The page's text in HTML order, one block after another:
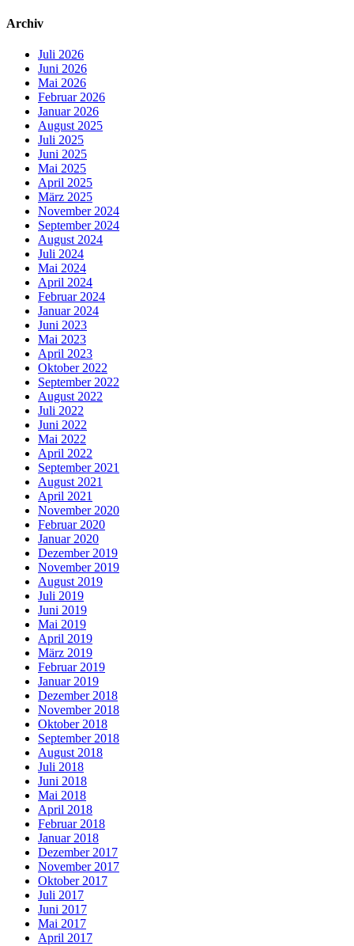
Archiv
Juli 2026
Juni 2026
Mai 2026
Februar 2026
Januar 2026
August 2025
Juli 2025
Juni 2025
Mai 2025
April 2025
März 2025
November 2024
September 2024
August 2024
Juli 2024
Mai 2024
April 2024
Februar 2024
Januar 2024
Juni 2023
Mai 2023
April 2023
Oktober 2022
September 2022
August 2022
Juli 2022
Juni 2022
Mai 2022
April 2022
September 2021
August 2021
April 2021
November 2020
Februar 2020
Januar 2020
Dezember 2019
November 2019
August 2019
Juli 2019
Juni 2019
Mai 2019
April 2019
März 2019
Februar 2019
Januar 2019
Dezember 2018
November 2018
Oktober 2018
September 2018
August 2018
Juli 2018
Juni 2018
Mai 2018
April 2018
Februar 2018
Januar 2018
Dezember 2017
November 2017
Oktober 2017
Juli 2017
Juni 2017
Mai 2017
April 2017